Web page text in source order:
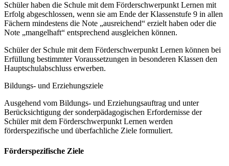
Schüler haben die Schule mit dem Förderschwerpunkt Lernen mit
Erfolg abgeschlossen, wenn sie am Ende der Klassenstufe 9 in allen
Fächern mindestens die Note „ausreichend“ erzielt haben oder die
Note „mangelhaft“ entsprechend ausgleichen können.
Schüler der Schule mit dem Förderschwerpunkt Lernen können bei
Erfüllung bestimmter Voraussetzungen in besonderen Klassen den
Hauptschulabschluss erwerben.
Bildungs- und Erziehungsziele
Ausgehend vom Bildungs- und Erziehungsauftrag und unter
Berücksichtigung der sonderpädagogischen Erfordernisse der
Schüler mit dem Förderschwerpunkt Lernen werden
förderspezifische und überfachliche Ziele formuliert.
Förderspezifische Ziele